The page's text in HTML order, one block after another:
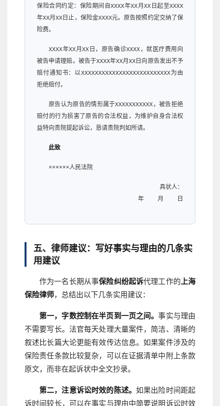
保险合同约定：保险期间自XXXX年XX月XX日起至XXXX
年XX月XX日止，保险金XXXX元。原告按照约定交纳了保
险费。
XXXX年XX月XX日，原告确诊XXXX，就医疗费用向
被告申请理赔。被告于XXXX年XX月XX日向原告发出不予
赔付通知书：以XXXXXXXXXXXXXXXXXXXXXXXXXX为由
拒绝赔付。
原告认为原告的情形属于XXXXXXXXXXX，被告拒绝
赔付的行为损害了原告的合法权益，为维护自身合法权
益特向贵院提起诉讼，恳请贵院判如所请。
此致
××××××人民法院
具状人：
年 月 日
五、律师建议：写好事实与理由的几条实
用建议
作为一名长期从事保险纠纷起诉代理工作的上海
保险律师，总结出以下几条实用建议：
第一，字数控制在半页到一页之间。事实与理由
不需要写长。法官每天处理大量案件，简洁、清晰的
叙述比长篇大论更能有效传达信息。如果案件涉及的
保险责任条款比较复杂，可以在证据清单中附上条款
原文，而非在起诉状中全文抄录。
第二，注意诉讼时效的陈述。 如果出险时间距起
诉时间较长，可以在事实与理由中简要说明诉讼时效